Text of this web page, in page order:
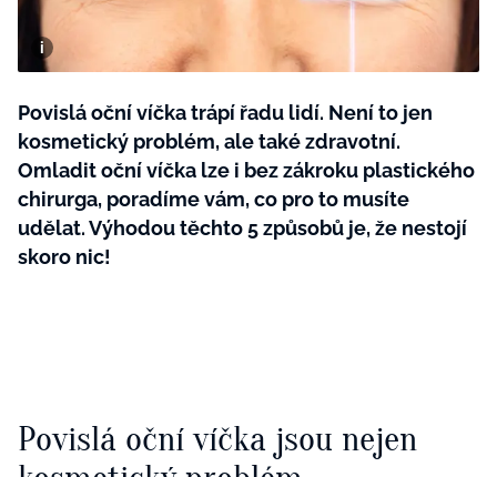
Rady a tipy
SADA PRODUKTŮ MANA (10 ks)
Povislá oční víčka trápí řadu lidí. Není to jen
kosmetický problém, ale také zdravotní.
Omladit oční víčka lze i bez zákroku plastického
chirurga, poradíme vám, co pro to musíte
udělat. Výhodou těchto 5 způsobů je, že nestojí
skoro nic!
Povislá oční víčka jsou nejen